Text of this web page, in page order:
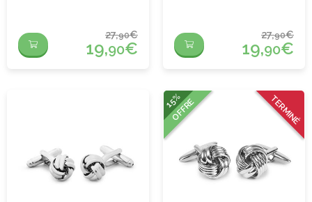
27,90€
19,90€
27,90€
19,90€
TERMINÉ
15%
OFFRE